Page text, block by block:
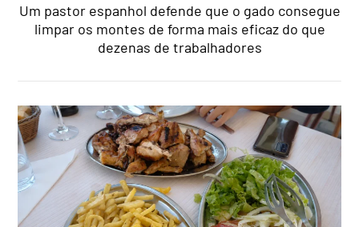
Um pastor espanhol defende que o gado consegue
limpar os montes de forma mais eficaz do que
dezenas de trabalhadores